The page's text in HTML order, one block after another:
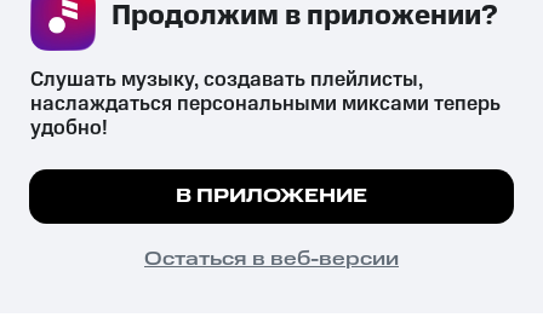
СКАЧАТЬ ПРИЛОЖЕНИЕ
психотропных веществ, их аналогов причиняет вред здоровью,
их незаконный оборот запрещён и влечёт установленную
законодательством ответственность.
© 2026 ООО «КИОН».
Все права защищены
Мы используем куки, чтобы на сайте все
Подробнее
ПОНЯТНО
Слушать музыку, создавать плейлисты,
наслаждаться персональными миксами теперь
удобно!
В ПРИЛОЖЕНИЕ
Остаться в веб-версии